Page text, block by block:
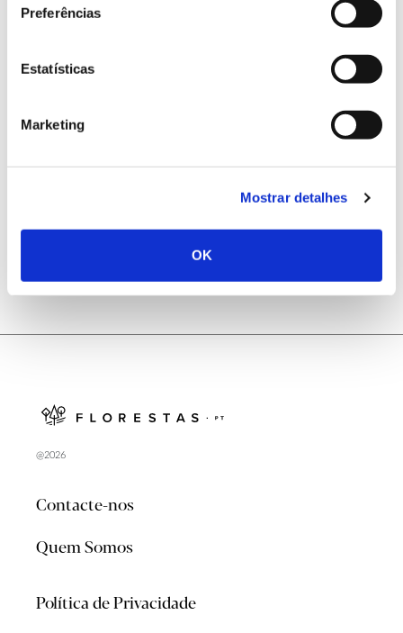
Preferências
Estatísticas
Marketing
Mostrar detalhes
OK
Registar galhas de Trichi em acácia-das-espigas:
25.06.2026
Natureza e florestas procuram jovens voluntários
@2026
Contacte-nos
Quem Somos
Política de Privacidade